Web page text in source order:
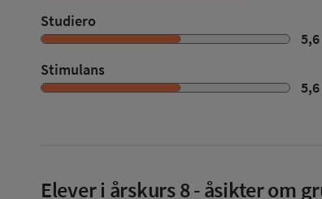
Studiero
5,6
Stimulans
5,6
Elever i årskurs 8- åsikter om